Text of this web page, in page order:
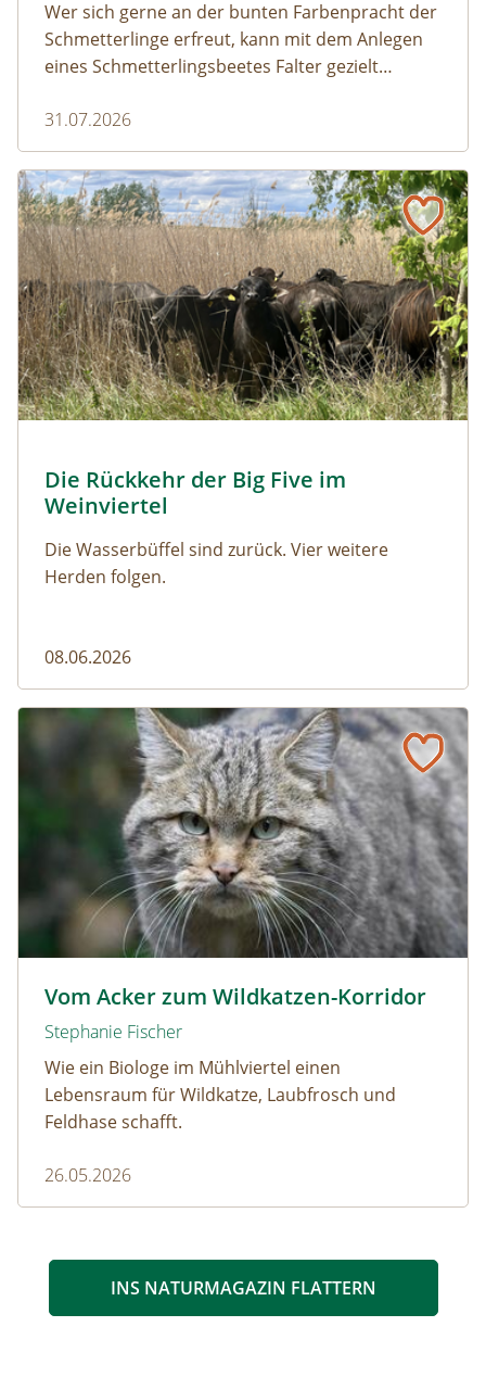
Wer sich gerne an der bunten Farbenpracht der
Schmetterlinge erfreut, kann mit dem Anlegen
eines Schmetterlingsbeetes Falter gezielt
dürfen ausreichend mitgedacht werden. Denn
ohne Raupen gibt es keine schönen
Schmetterlinge!
31.07.2026
Naturmagazin: Die Rückkehr der Big Five im Weinviertel
Naturmagazin: Die Rückkehr der Big Five im
Die Rückkehr der Big Five im
Weinviertel
Die Wasserbüffel sind zurück. Vier weitere
Herden folgen.
08.06.2026
Die Rückkehr der Big Five im Weinviertel
Vom Acker zum Wildkatzen-Korridor
Stephanie Fischer
Wie ein Biologe im Mühlviertel einen
Lebensraum für Wildkatze, Laubfrosch und
Feldhase schafft.
26.05.2026
Vom Acker zum Wildkatzen-Korridor
INS NATURMAGAZIN FLATTERN